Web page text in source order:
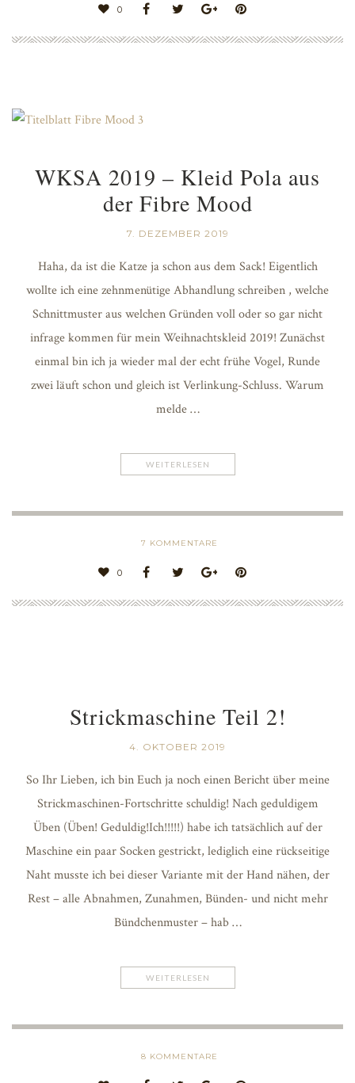
0
WKSA 2019 – Kleid Pola aus
der Fibre Mood
7. DEZEMBER 2019
Haha, da ist die Katze ja schon aus dem Sack! Eigentlich
wollte ich eine zehnmenütige Abhandlung schreiben , welche
Schnittmuster aus welchen Gründen voll oder so gar nicht
infrage kommen für mein Weihnachtskleid 2019! Zunächst
einmal bin ich ja wieder mal der echt frühe Vogel, Runde
zwei läuft schon und gleich ist Verlinkung-Schluss. Warum
melde …
WEITERLESEN
7 KOMMENTARE
0
Strickmaschine Teil 2!
4. OKTOBER 2019
So Ihr Lieben, ich bin Euch ja noch einen Bericht über meine
Strickmaschinen-Fortschritte schuldig! Nach geduldigem
Üben (Üben! Geduldig!Ich!!!!!) habe ich tatsächlich auf der
Maschine ein paar Socken gestrickt, lediglich eine rückseitige
Naht musste ich bei dieser Variante mit der Hand nähen, der
Rest – alle Abnahmen, Zunahmen, Bünden- und nicht mehr
Bündchenmuster – hab …
WEITERLESEN
8 KOMMENTARE